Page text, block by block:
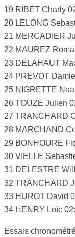
19 RIBET Charly
20 LELONG
21 MERCADIER
22 MAUREZ
23 DELAHAUT
24 PREVOT
25 NIGRETTE
26 TOUZE Julien
27 TRANCHARD
28 MARCHAND
29 BONHOURE
30 VIELLE
31 DELESTRE
32 TRANCHARD
33 HUROT David
34 HENRY Loïc
Essais